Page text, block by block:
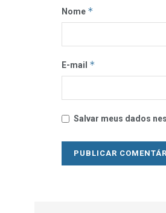
Nome *
E-mail *
Salvar meus dados